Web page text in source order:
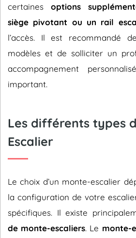
certaines options
siège pivotant ou un rail
l’accès. Il est recommandé
modèles et de solliciter un
accompagnement
important.
Les différents types
Escalier
Le choix d’un monte-escalier
la configuration de votre
spécifiques. Il existe
de monte-escaliers. Le monte-